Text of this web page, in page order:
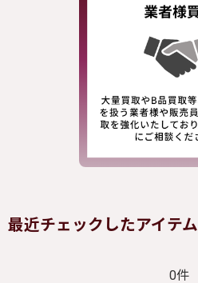
最近チェックしたアイテム
0件